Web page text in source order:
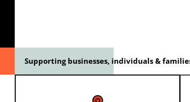
Supporting businesses, individuals &